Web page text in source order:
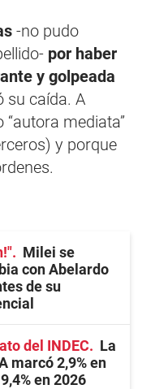
-no pudo
por haber
y golpeada
su caída. A
mediata”
y porque
Milei se
con Abelardo
de su
del INDEC
La
marcó 2,9% en
en 2026